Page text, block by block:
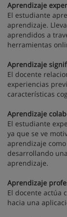
Aprendizaje
El estudiante
aprendizaje.
aprendidos a
herramientas
Aprendizaje
El docente
experiencias
características
Aprendizaje
El estudiante
ya que se ve
aprendizaje
desarrollando
aprendizaje.
Aprendizaje
El docente actúa
hacia una